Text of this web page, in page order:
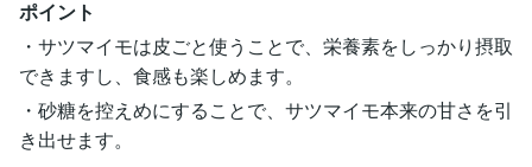
ポイント
・サツマイモは皮ごと使うことで、栄養素をしっかり摂取
できますし、食感も楽しめます。
・砂糖を控えめにすることで、サツマイモ本来の甘さを引
き出せます。